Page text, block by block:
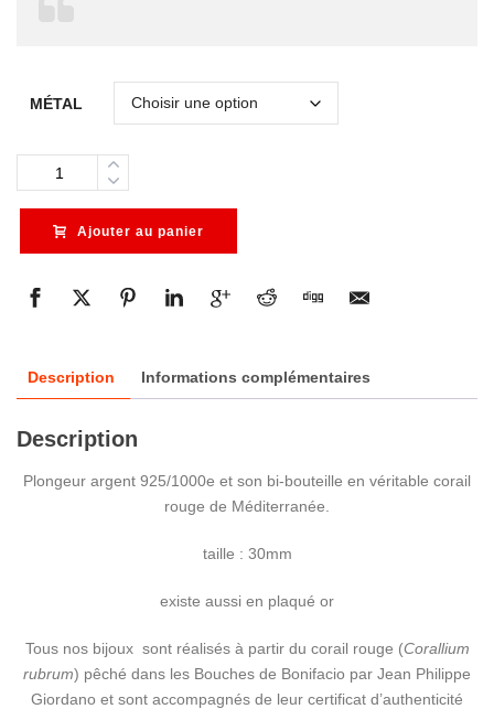
MÉTAL
Quantity
Ajouter au panier
Description Informations complémentaires
Description
Plongeur argent 925/1000e et son bi-bouteille en véritable corail
rouge de Méditerranée.
taille : 30mm
existe aussi en plaqué or
Tous nos bijoux sont réalisés à partir du corail rouge (Corallium
rubrum) pêché dans les Bouches de Bonifacio par Jean Philippe
Giordano et sont accompagnés de leur certificat d’authenticité